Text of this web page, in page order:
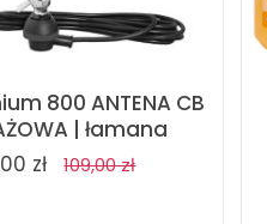
800 ANTENA CB
| łamana
zł
109,00 zł